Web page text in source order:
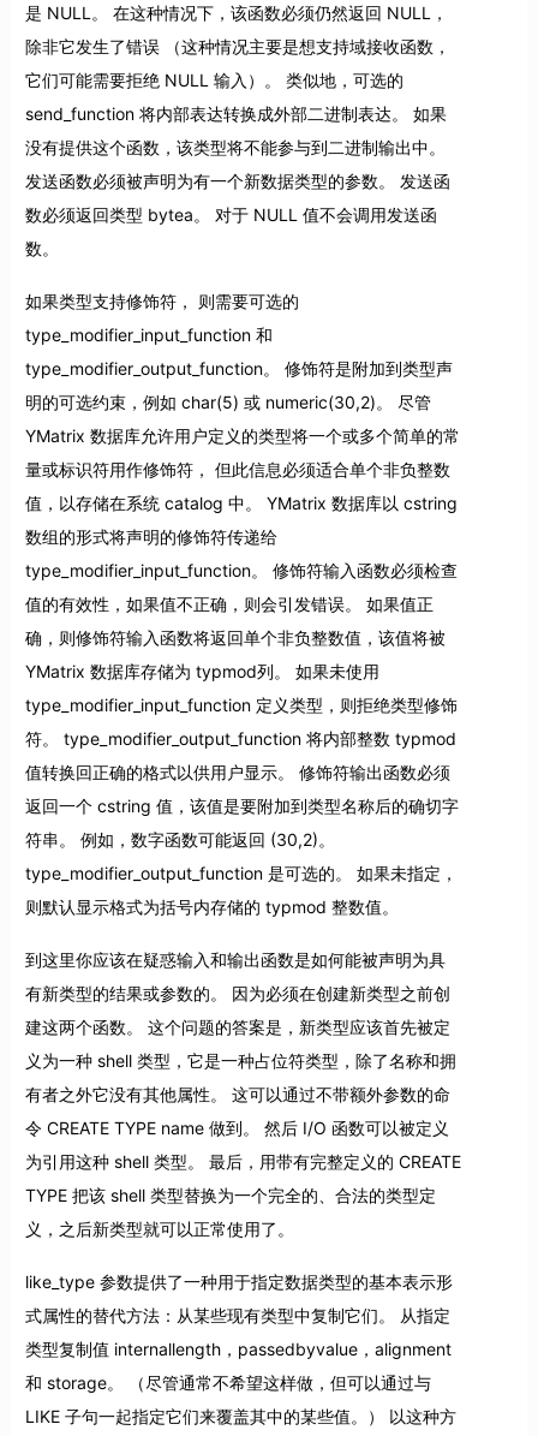
是 NULL。 在这种情况下，该函数必须仍然返回 NULL，
除非它发生了错误 （这种情况主要是想支持域接收函数，
它们可能需要拒绝 NULL 输入）。 类似地，可选的
send_function 将内部表达转换成外部二进制表达。 如果
没有提供这个函数，该类型将不能参与到二进制输出中。
发送函数必须被声明为有一个新数据类型的参数。 发送函
数必须返回类型 bytea。 对于 NULL 值不会调用发送函
数。
如果类型支持修饰符， 则需要可选的
type_modifier_input_function 和
type_modifier_output_function。 修饰符是附加到类型声
明的可选约束，例如 char(5) 或 numeric(30,2)。 尽管
YMatrix 数据库允许用户定义的类型将一个或多个简单的常
量或标识符用作修饰符， 但此信息必须适合单个非负整数
值，以存储在系统 catalog 中。 YMatrix 数据库以 cstring
数组的形式将声明的修饰符传递给
type_modifier_input_function。 修饰符输入函数必须检查
值的有效性，如果值不正确，则会引发错误。 如果值正
确，则修饰符输入函数将返回单个非负整数值，该值将被
YMatrix 数据库存储为 typmod列。 如果未使用
type_modifier_input_function 定义类型，则拒绝类型修饰
符。 type_modifier_output_function 将内部整数 typmod
值转换回正确的格式以供用户显示。 修饰符输出函数必须
返回一个 cstring 值，该值是要附加到类型名称后的确切字
符串。 例如，数字函数可能返回 (30,2)。
type_modifier_output_function 是可选的。 如果未指定，
则默认显示格式为括号内存储的 typmod 整数值。
到这里你应该在疑惑输入和输出函数是如何能被声明为具
有新类型的结果或参数的。 因为必须在创建新类型之前创
建这两个函数。 这个问题的答案是，新类型应该首先被定
义为一种 shell 类型，它是一种占位符类型，除了名称和拥
有者之外它没有其他属性。 这可以通过不带额外参数的命
令 CREATE TYPE name 做到。 然后 I/O 函数可以被定义
为引用这种 shell 类型。 最后，用带有完整定义的 CREATE
TYPE 把该 shell 类型替换为一个完全的、合法的类型定
义，之后新类型就可以正常使用了。
like_type 参数提供了一种用于指定数据类型的基本表示形
式属性的替代方法：从某些现有类型中复制它们。 从指定
类型复制值 internallength，passedbyvalue，alignment
和 storage。 （尽管通常不希望这样做，但可以通过与
LIKE 子句一起指定它们来覆盖其中的某些值。） 以这种方